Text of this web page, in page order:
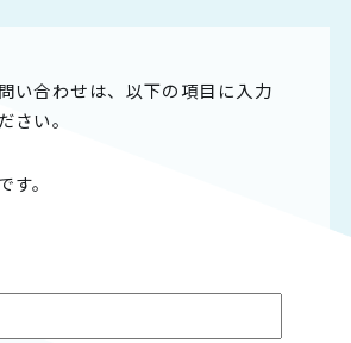
い合わせは、以下の項目に入力
さい。
す。